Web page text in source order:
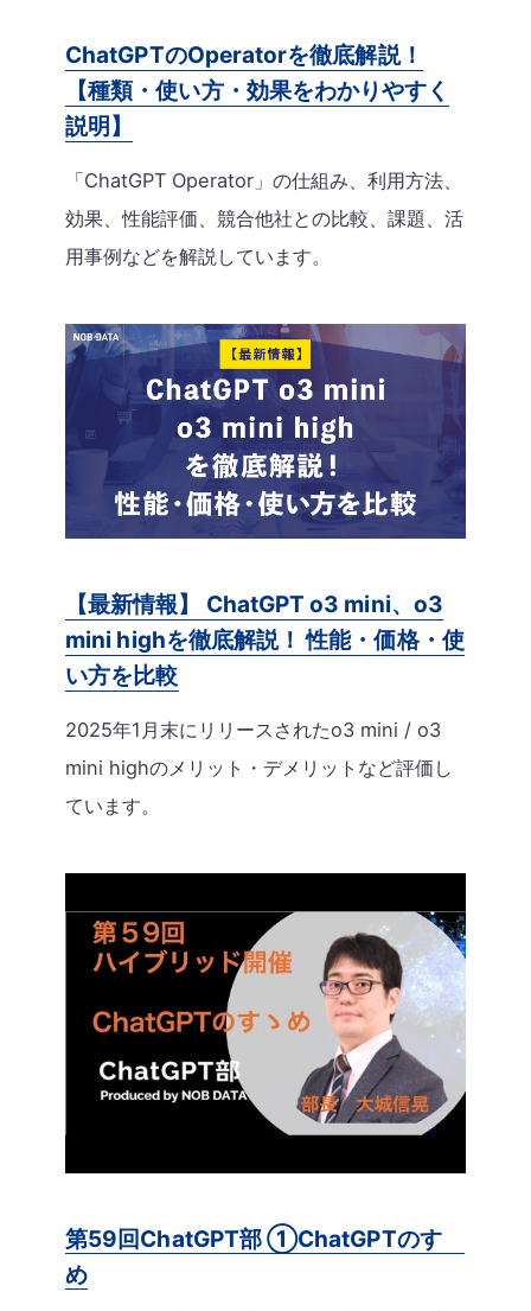
ChatGPTのOperatorを徹底解説！
【種類・使い方・効果をわかりやすく
説明】
「ChatGPT Operator」の仕組み、利用方法、
効果、性能評価、競合他社との比較、課題、活
用事例などを解説しています。
【最新情報】 ChatGPT o3 mini、o3
mini highを徹底解説！ 性能・価格・使
い方を比較
2025年1月末にリリースされたo3 mini / o3
mini highのメリット・デメリットなど評価し
ています。
第59回ChatGPT部 ①ChatGPTのすゝ
め